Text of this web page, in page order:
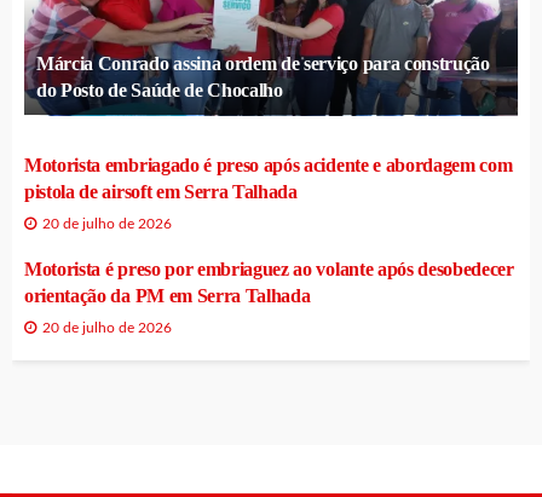
Márcia Conrado assina ordem de serviço para construção
do Posto de Saúde de Chocalho
Motorista embriagado é preso após acidente e abordagem com
pistola de airsoft em Serra Talhada
20 de julho de 2026
Motorista é preso por embriaguez ao volante após desobedecer
orientação da PM em Serra Talhada
20 de julho de 2026